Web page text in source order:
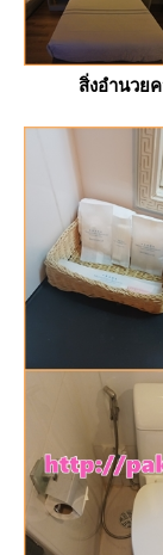
สิ่งอำนวย